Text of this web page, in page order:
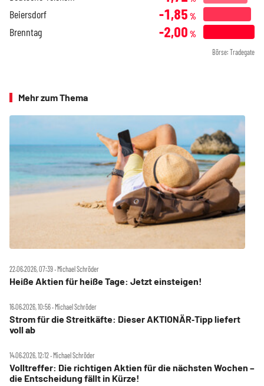
Beiersdorf -1,85 %
Brenntag -2,00 %
Börse: Tradegate
Mehr zum Thema
22.06.2026, 07:39 ‧ Michael Schröder
Heiße Aktien für heiße Tage: Jetzt einsteigen!
16.06.2026, 10:56 ‧ Michael Schröder
Strom für die Streitkäfte: Dieser AKTIONÄR‑Tipp liefert
voll ab
14.06.2026, 12:12 ‧ Michael Schröder
Volltreffer: Die richtigen Aktien für die nächsten Wochen –
die Entscheidung fällt in Kürze!